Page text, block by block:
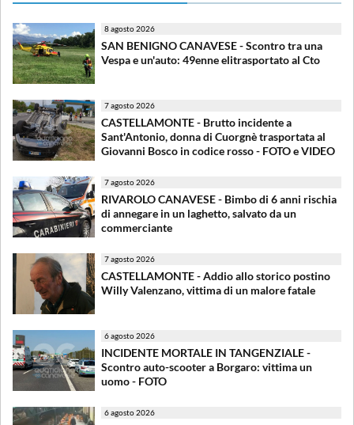
8 agosto 2026
SAN BENIGNO CANAVESE - Scontro tra una
Vespa e un'auto: 49enne elitrasportato al Cto
7 agosto 2026
CASTELLAMONTE - Brutto incidente a
Sant'Antonio, donna di Cuorgnè trasportata al
Giovanni Bosco in codice rosso - FOTO e VIDEO
7 agosto 2026
RIVAROLO CANAVESE - Bimbo di 6 anni rischia
di annegare in un laghetto, salvato da un
commerciante
7 agosto 2026
CASTELLAMONTE - Addio allo storico postino
Willy Valenzano, vittima di un malore fatale
6 agosto 2026
INCIDENTE MORTALE IN TANGENZIALE -
Scontro auto-scooter a Borgaro: vittima un
uomo - FOTO
6 agosto 2026